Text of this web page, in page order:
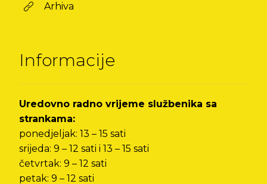
Arhiva
Informacije
Uredovno radno vrijeme službenika sa
strankama:
ponedjeljak: 13 – 15 sati
srijeda: 9 – 12 sati i 13 – 15 sati
četvrtak: 9 – 12 sati
petak: 9 – 12 sati